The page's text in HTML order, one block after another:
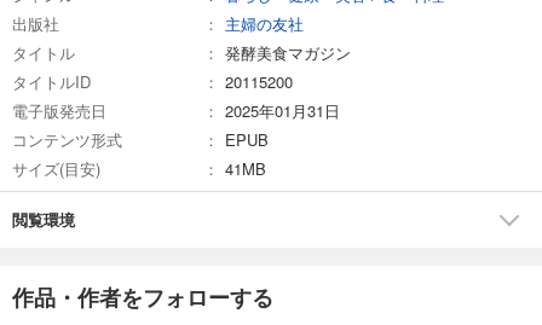
●疲れたら探しに行こう。からだを癒す「発酵朝ごはん」
●もっと楽しみたい！「甘酒の世界」
マルコメ株式会社（マルコメカブシキガイシャ）：1854年（安政元年）
創業。コーポレートメッセージは「日本のあたたかさ、未来へ。」 主力
の味噌事業をはじめ、味噌の原料になる米糀からつくる糀甘酒や塩糀な
どの糀事業、大豆のお肉や大豆粉などの大豆事業を展開。日本の発酵食
品が世界から注目されている現在、発酵美食を通じて食にとどまらない
出版社
主婦の友社
タイトル
発酵美食マガジン
タイトルID
20115200
電子版発売日
2025年01月31日
コンテンツ形式
EPUB
サイズ(目安)
41MB
閲覧環境
作品・作者をフォローする